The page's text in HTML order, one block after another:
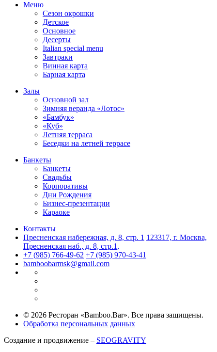
Меню
Сезон окрошки
Детское
Основное
Десерты
Italian special menu
Завтраки
Винная карта
Барная карта
Залы
Основной зал
Зимняя веранда «Лотос»
«Бамбук»
«Куб»
Летняя терраса
Беседки на летней террасе
Банкеты
Банкеты
Свадьбы
Корпоративы
Дни Рождения
Бизнес-презентации
Караоке
Контакты
Пресненская набережная, д. 8, стр. 1 123317, г. Москва,
Пресненская наб., д. 8, стр.1,
+7 (985) 766-49-62 +7 (985) 970-43-41
bamboobarmsk@gmail.com
© 2026 Ресторан «Bamboo.Bar». Все права защищены.
Обработка персональных данных
Создание и продвижение – SEOGRAVITY